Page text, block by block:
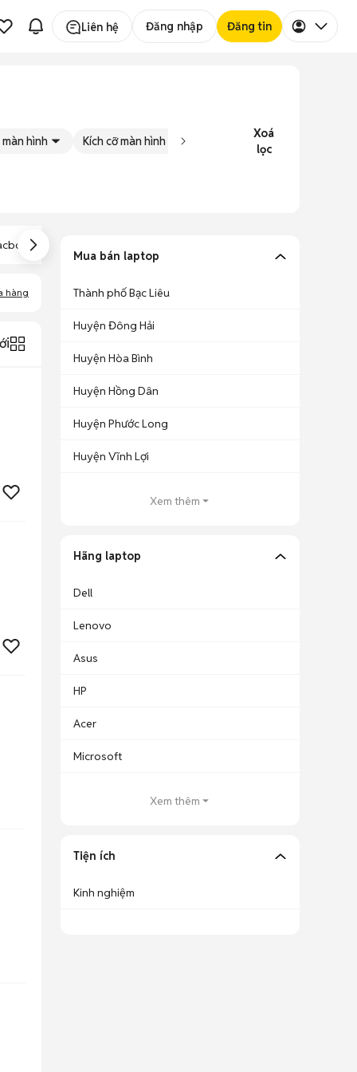
Liên hệ Đăng nhập Đăng tin
hình Kích cỡ màn hình
Xoá
lọc
Air 2019
2018
hàng
Mua bán laptop
Thành phố Bạc Liêu
Huyện Đông Hải
Huyện Hòa Bình
Huyện Hồng Dân
Huyện Phước Long
Huyện Vĩnh Lợi
Xem thêm
Hãng laptop
Dell
Lenovo
Asus
HP
Acer
Microsoft
Xem thêm
Tiện ích
Kinh nghiệm